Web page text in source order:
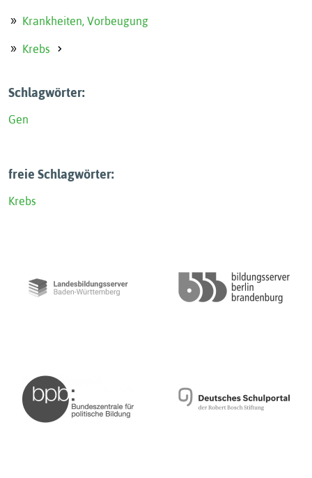
Krankheiten, Vorbeugung
Krebs
Schlagwörter:
Gen
freie Schlagwörter:
Krebs